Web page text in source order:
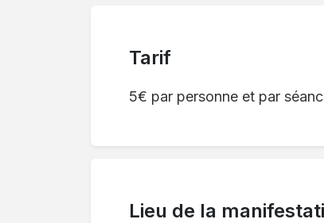
Tarif
5€ par personne et par
Lieu de la